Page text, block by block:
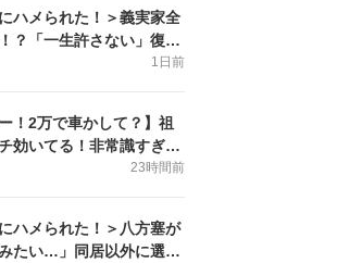
ハメられた！＞義実家全
？「一生許さない」復讐
まんが】
1日前
！2万で車かして？】祖
効いてる！非常識すぎ＜
母道場
23時間前
ハメられた！＞八方塞が
たい…」同居以外に選択